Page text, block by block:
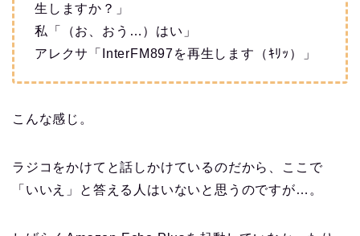
生しますか？」
私「（お、おう…）はい」
アレクサ「InterFM897を再生します（ｷﾘｯ）」
こんな感じ。
ラジコをかけてと話しかけているのだから、ここで
「いいえ」と答える人はいないと思うのですが…。